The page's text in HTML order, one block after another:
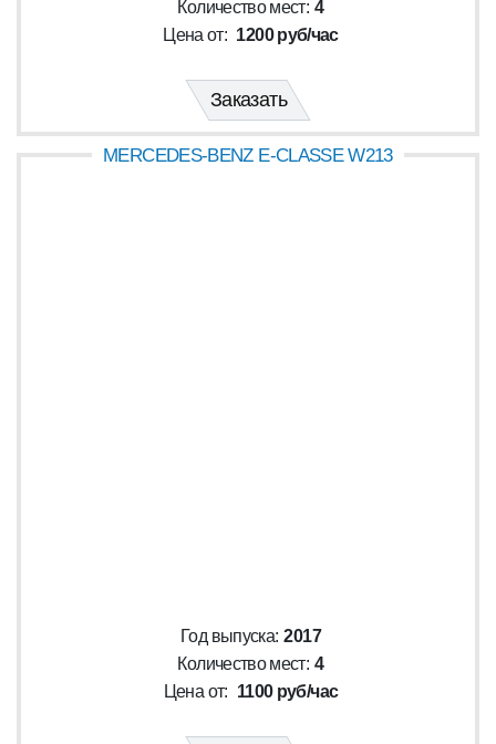
Количество мест: 4
Цена от: 1200 руб/час
Заказать
MERCEDES-BENZ E-CLASSE W213
Год выпуска: 2017
Количество мест: 4
Цена от: 1100 руб/час